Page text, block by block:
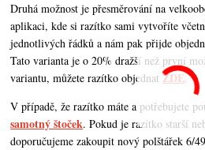
Druhá možnost je přesměrování na
aplikaci, kde si razítko sami vytvoříte
jednotlivých řádků a nám pak přijde
Tato varianta je o 20% dražší než první
variantu, můžete razítko objednatZDE.
V případě, že razítko máte a potřebujete
samotný štoček. Pokud je razítko starší
doporučujeme zakoupit nový polštářek 6/